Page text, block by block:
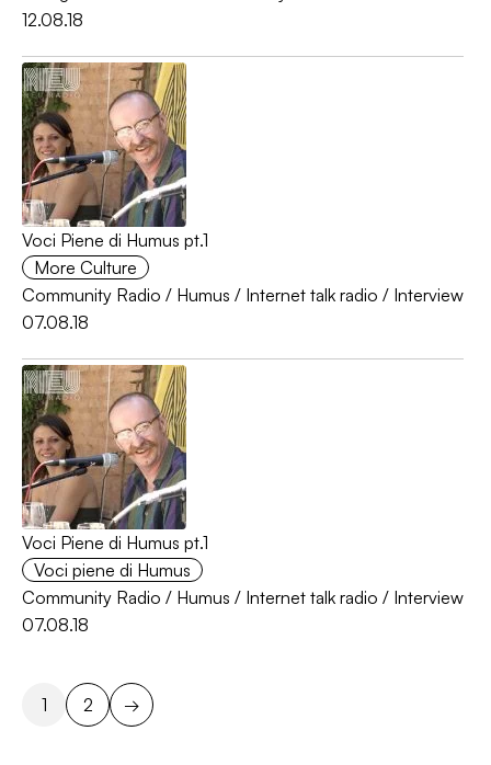
12.08.18
Voci Piene di Humus pt.1
More Culture
Community Radio / Humus / Internet talk radio / Interview
07.08.18
Voci Piene di Humus pt.1
Voci piene di Humus
Community Radio / Humus / Internet talk radio / Interview
07.08.18
1 2 →